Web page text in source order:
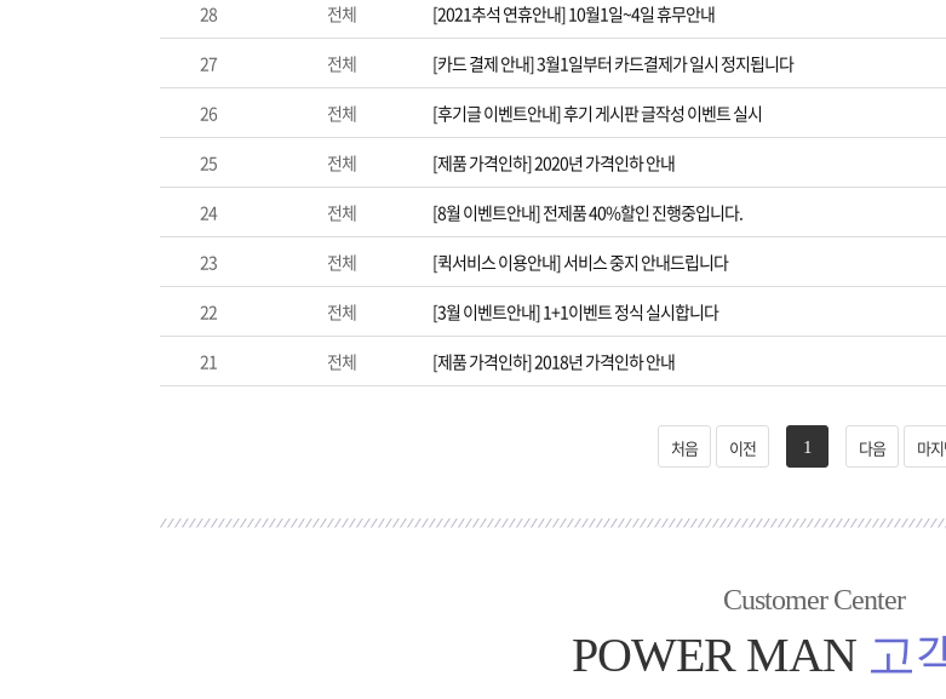
28 전체 [2021추석 연휴안내] 10월1일~4일 휴무안내
27 전체 [카드 결제 안내] 3월1일부터 카드결제가 일시 정지됩니다
26 전체 [후기글 이벤트안내] 후기 게시판 글작성 이벤트 실시
25 전체 [제품 가격인하] 2020년 가격인하 안내
24 전체 [8월 이벤트안내] 전제품 40%할인 진행중입니다.
23 전체 [퀵서비스 이용안내] 서비스 중지 안내드립니다
22 전체 [3월 이벤트안내] 1+1이벤트 정식 실시합니다
21 전체 [제품 가격인하] 2018년 가격인하 안내
처음 이전 1 다음 마
Customer Center
POWER MAN 고